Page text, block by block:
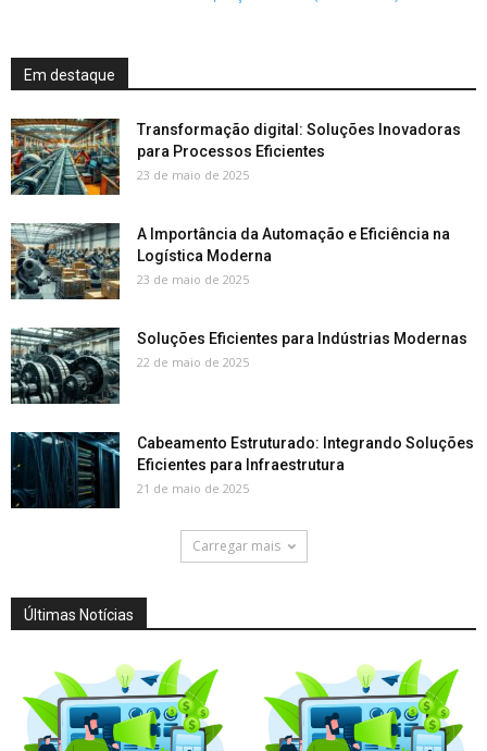
Em destaque
Transformação digital: Soluções Inovadoras
para Processos Eficientes
23 de maio de 2025
A Importância da Automação e Eficiência na
Logística Moderna
23 de maio de 2025
Soluções Eficientes para Indústrias Modernas
22 de maio de 2025
Cabeamento Estruturado: Integrando Soluções
Eficientes para Infraestrutura
21 de maio de 2025
Carregar mais
Últimas Notícias